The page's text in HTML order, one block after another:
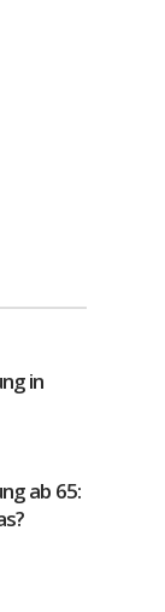
in
ab 65: